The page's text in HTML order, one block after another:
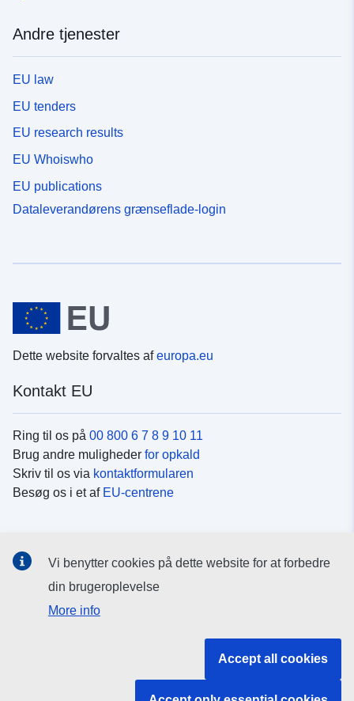
Andre tjenester
EU law
EU tenders
EU research results
EU Whoiswho
EU publications
Dataleverandørens grænseflade-login
Dette website forvaltes afeuropa.eu
Kontakt EU
Ring til os på 00 800 6 7 8 9 10 11
Brug andre muligheder for opkald
Skriv til os via kontaktformularen
Besøg os i et af EU-centrene
Søg efter EU's sider påsociale medier
EU-institutioner og -organer
Vi benytter cookies på dette website for at forbedre
din brugeroplevelse
More info
Accept all cookies